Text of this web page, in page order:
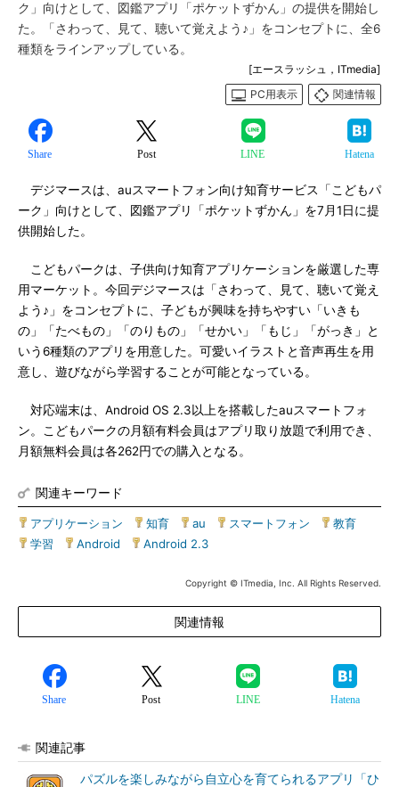
ク」向けとして、図鑑アプリ「ポケットずかん」の提供を開始し
た。「さわって、見て、聴いて覚えよう♪」をコンセプトに、全6
種類をラインアップしている。
[エースラッシュ，ITmedia]
PC用表示
関連情報
Share Post LINE Hatena
デジマースは、auスマートフォン向け知育サービス「こどもパ
ーク」向けとして、図鑑アプリ「ポケットずかん」を7月1日に提
供開始した。
こどもパークは、子供向け知育アプリケーションを厳選した専
用マーケット。今回デジマースは「さわって、見て、聴いて覚え
よう♪」をコンセプトに、子どもが興味を持ちやすい「いきも
の」「たべもの」「のりもの」「せかい」「もじ」「がっき」と
いう6種類のアプリを用意した。可愛いイラストと音声再生を用
意し、遊びながら学習することが可能となっている。
対応端末は、Android OS 2.3以上を搭載したauスマートフォ
ン。こどもパークの月額有料会員はアプリ取り放題で利用でき、
月額無料会員は各262円での購入となる。
関連キーワード
アプリケーション 知育 au スマートフォン 教育
学習
Android Android 2.3
Copyright © ITmedia, Inc. All Rights Reserved.
関連情報
Share Post LINE Hatena
関連記事
パズルを楽しみながら自立心を育てられるアプリ「ひ